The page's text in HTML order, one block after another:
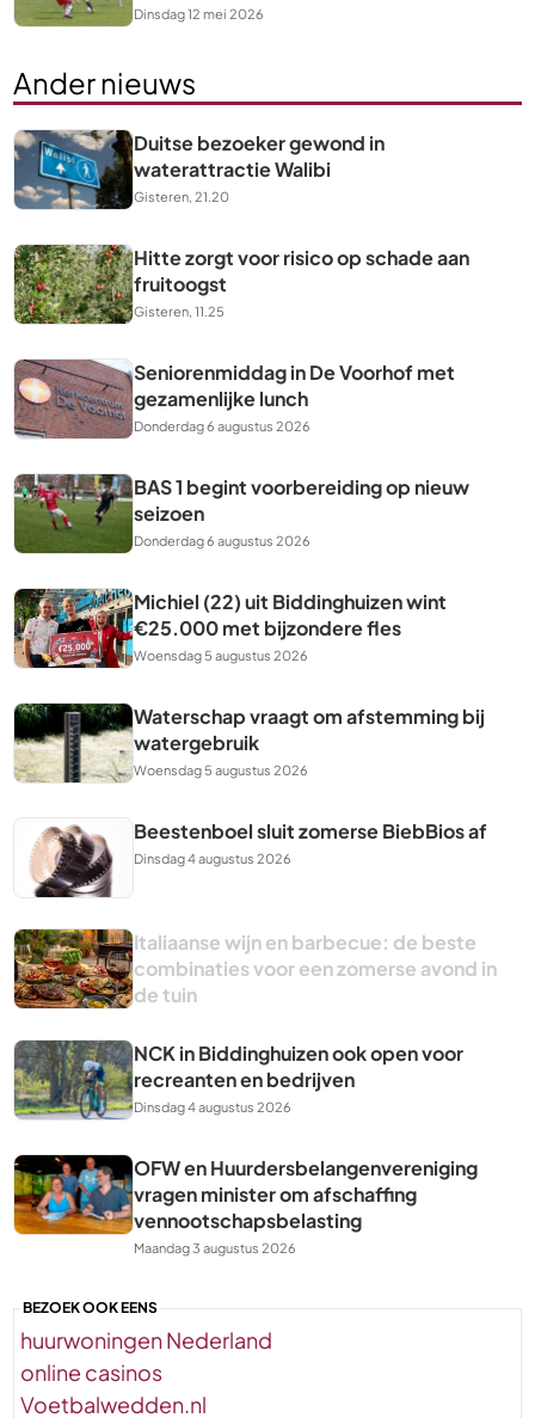
Dinsdag 12 mei 2026
Ander nieuws
Duitse bezoeker gewond in
waterattractie Walibi
Gisteren, 21.20
Hitte zorgt voor risico op schade aan
fruitoogst
Gisteren, 11.25
Seniorenmiddag in De Voorhof met
gezamenlijke lunch
Donderdag 6 augustus 2026
BAS 1 begint voorbereiding op nieuw
seizoen
Donderdag 6 augustus 2026
Michiel (22) uit Biddinghuizen wint
€25.000 met bijzondere fles
Woensdag 5 augustus 2026
Waterschap vraagt om afstemming bij
watergebruik
Woensdag 5 augustus 2026
Beestenboel sluit zomerse BiebBios af
Dinsdag 4 augustus 2026
Italiaanse wijn en barbecue: de beste
combinaties voor een zomerse avond in
de tuin
NCK in Biddinghuizen ook open voor
recreanten en bedrijven
Dinsdag 4 augustus 2026
OFW en Huurdersbelangenvereniging
vragen minister om afschaffing
vennootschapsbelasting
Maandag 3 augustus 2026
BEZOEK OOK EENS
huurwoningen Nederland
online casinos
Voetbalwedden.nl